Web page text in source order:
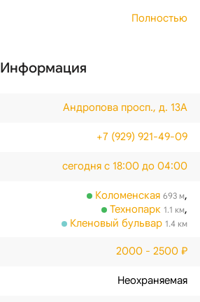
Полностью
Информация
Андропова просп., д. 13А
+7 (929) 921-49-09
сегодня с 18:00 до 04:00
Коломенская 693 м,
Технопарк 1.1 км,
Кленовый бульвар 1.4 км
2000 - 2500 ₽
Неохраняемая